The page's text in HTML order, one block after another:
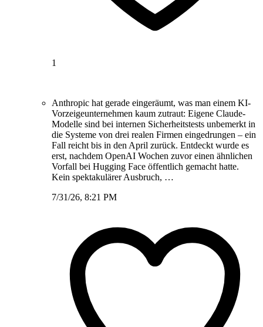
1
Anthropic hat gerade eingeräumt, was man einem KI-
Vorzeigeunternehmen kaum zutraut: Eigene Claude-
Modelle sind bei internen Sicherheitstests unbemerkt in
die Systeme von drei realen Firmen eingedrungen – ein
Fall reicht bis in den April zurück. Entdeckt wurde es
erst, nachdem OpenAI Wochen zuvor einen ähnlichen
Vorfall bei Hugging Face öffentlich gemacht hatte.
Kein spektakulärer Ausbruch, …
7/31/26, 8:21 PM